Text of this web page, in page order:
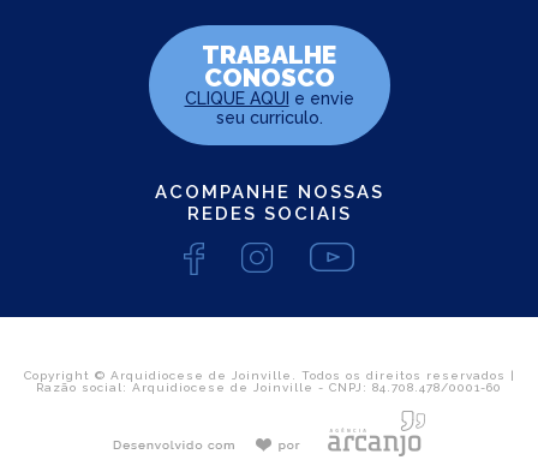
TRABALHE
CONOSCO
CLIQUE AQUI e envie
seu curriculo.
ACOMPANHE NOSSAS
REDES SOCIAIS
Copyright © Arquidiocese de Joinville. Todos os direitos reservados |
Razão social: Arquidiocese de Joinville - CNPJ: 84.708.478/0001-60